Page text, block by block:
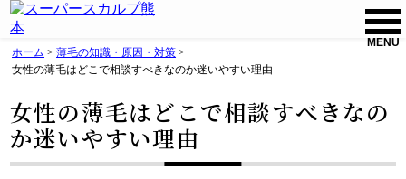
MENU
ホーム >薄毛の知識・原因・対策 >
女性の薄毛はどこで相談すべきなのか迷いやすい理由
女性の薄毛はどこで相談すべきなの
か迷いやすい理由